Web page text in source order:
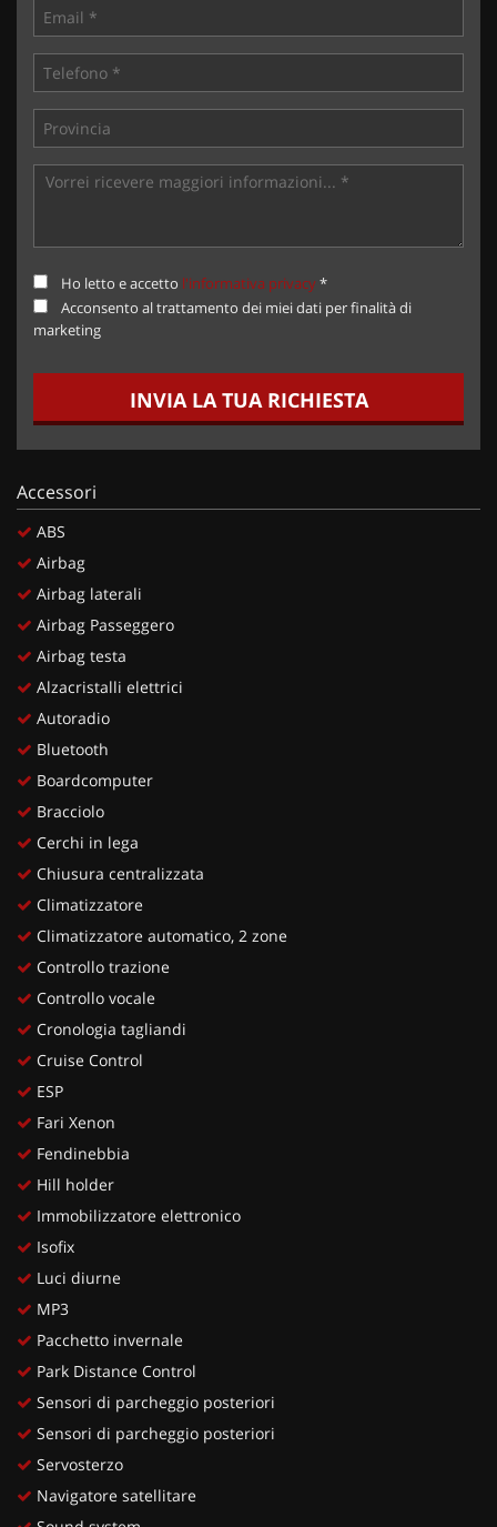
Ho letto e accetto l'informativa privacy*
Acconsento al trattamento dei miei dati per finalità di
marketing
INVIA LA TUA RICHIESTA
Accessori
ABS
Airbag
Airbag laterali
Airbag Passeggero
Airbag testa
Alzacristalli elettrici
Autoradio
Bluetooth
Boardcomputer
Bracciolo
Cerchi in lega
Chiusura centralizzata
Climatizzatore
Climatizzatore automatico, 2 zone
Controllo trazione
Controllo vocale
Cronologia tagliandi
Cruise Control
ESP
Fari Xenon
Fendinebbia
Hill holder
Immobilizzatore elettronico
Isofix
Luci diurne
MP3
Pacchetto invernale
Park Distance Control
Sensori di parcheggio posteriori
Sensori di parcheggio posteriori
Servosterzo
Navigatore satellitare